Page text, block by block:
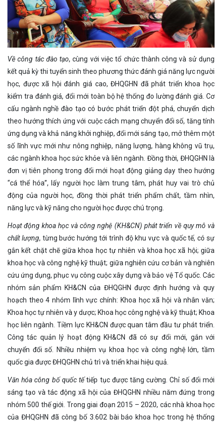
Về công tác đào tạo, cùng với việc tổ chức thành công và sử dụng
kết quả kỳ thi tuyển sinh theo phương thức đánh giá năng lực người
học, được xã hội đánh giá cao, ĐHQGHN đã phát triển khoa học
kiểm tra đánh giá, đổi mới toàn bộ hệ thống đo lường đánh giá. Cơ
cấu ngành nghề đào tạo có bước phát triển đột phá, chuyển dịch
theo hướng thích ứng với cuộc cách mạng chuyển đổi số, tăng tính
ứng dụng và khả năng khởi nghiệp, đổi mới sáng tạo, mở thêm một
số lĩnh vực mới như nông nghiệp, năng lượng, hàng không vũ trụ,
các ngành khoa học sức khỏe và liên ngành. Đồng thời, ĐHQGHN là
đơn vị tiên phong trong đổi mới hoạt động giảng dạy theo hướng
“cá thể hóa”, lấy người học làm trung tâm, phát huy vai trò chủ
động của người học, đồng thời phát triển phẩm chất, tầm nhìn,
năng lực và kỹ năng cho người học được chú trọng.
Hoạt động khoa học và công nghệ (KH&CN) phát triển về quy mô và
chất lượng, từng bước hướng tới trình độ khu vực và quốc tế, có sự
gắn kết chặt chẽ giữa khoa học tự nhiên và khoa học xã hội; giữa
khoa học và công nghệ kỹ thuật; giữa nghiên cứu cơ bản và nghiên
cứu ứng dụng, phục vụ công cuộc xây dựng và bảo vệ Tổ quốc. Các
nhóm sản phẩm KH&CN của ĐHQGHN được định hướng và quy
hoạch theo 4 nhóm lĩnh vực chính: Khoa học xã hội và nhân văn;
Khoa học tự nhiên và y dược; Khoa học công nghệ và kỹ thuật; Khoa
học liên ngành. Tiềm lực KH&CN được quan tâm đầu tư phát triển.
Công tác quản lý hoạt động KH&CN đã có sự đổi mới, gắn với
chuyển đổi số. Nhiều nhiệm vụ khoa học và công nghệ lớn, tầm
quốc gia được ĐHQGHN chủ trì và triển khai hiệu quả.
Văn hóa công bố quốc tếtiếp tục được tăng cường. Chỉ số đổi mới
sáng tạo và tác động xã hội của ĐHQGHN nhiều năm đứng trong
nhóm 500 thế giới. Trong giai đoạn 2015 – 2020, các nhà khoa học
của ĐHQGHN đã công bố 3.602 bài báo khoa học trong hệ thống